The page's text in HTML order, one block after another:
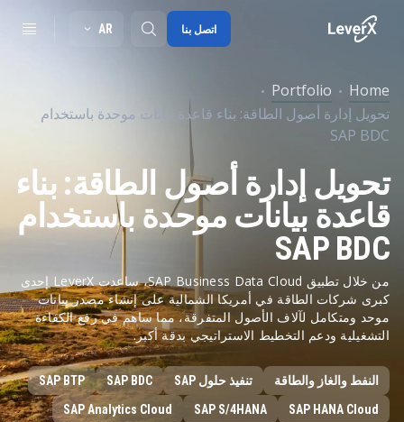
SAP S/4HANA migration
SAP Ariba
Digitals supply chain
AR اتصل بنا
Home
Portfolio
تحويل إدارة أصول الطاقة: بناء قاعدة بيانات موحدة باستخدام
SAP BDC
تحويل إدارة أصول الطاقة: بناء
قاعدة بيانات موحدة باستخدام
SAP BDC
من خلال تطبيق SAP Business Data Cloud، ساعدت LeverX إحدى
كبرى شركات الطاقة في أمريكا الشمالية على إنشاء مصدر بيانات
موحد ومتكامل لآلاف الأصول المتفرقة، مما ساهم في رفع الكفاءة
التشغيلية ودعم التخطيط الاستراتيجي بدقة أكبر.
النفط والغاز والطاقة تنفيذ حلول SAP SAP BDC
SAP BTP
SAP HANA Cloud
SAP S/4HANA
SAP Analytics Cloud